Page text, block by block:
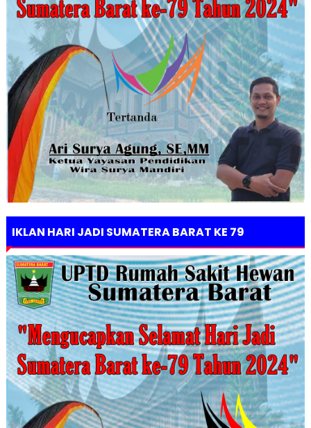
IKLAN HARI JADI SUMATERA BARAT KE 79